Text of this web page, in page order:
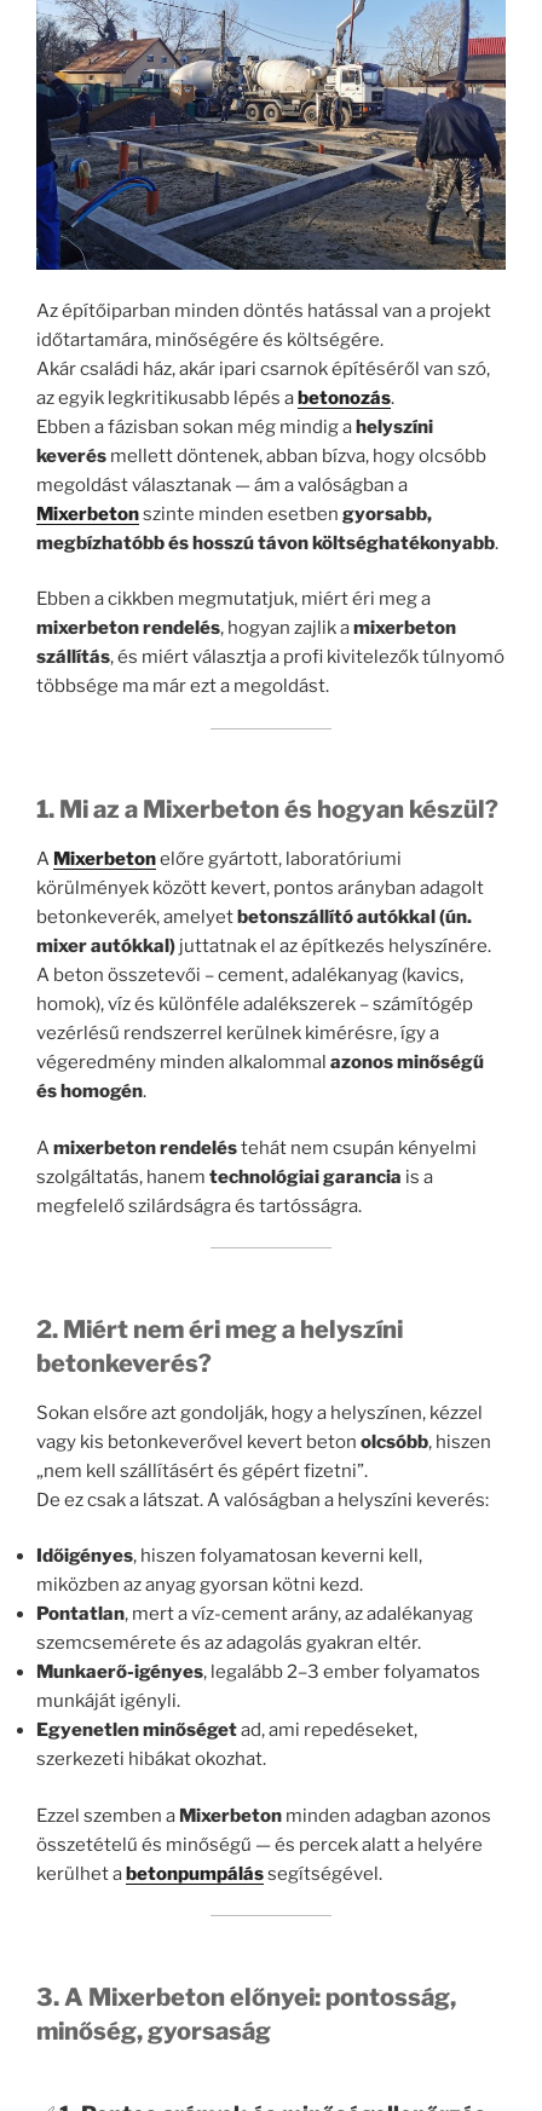
Az építőiparban minden döntés hatással van a projekt
időtartamára, minőségére és költségére.
Akár családi ház, akár ipari csarnok építéséről van szó,
az egyik legkritikusabb lépés abetonozás.
Ebben a fázisban sokan még mindig ahelyszíni
keverés mellett döntenek, abban bízva, hogy olcsóbb
megoldást választanak — ám a valóságban a
Mixerbetonszinte minden esetben gyorsabb,
megbízhatóbb és hosszú távon költséghatékonyabb.
Ebben a cikkben megmutatjuk, miért éri meg a
mixerbeton rendelés, hogyan zajlik amixerbeton
szállítás, és miért választja a profi kivitelezők túlnyomó
többsége ma már ezt a megoldást.
1. Mi az a Mixerbeton és hogyan készül?
A Mixerbetonelőre gyártott, laboratóriumi
körülmények között kevert, pontos arányban adagolt
betonkeverék, amelyetbetonszállító autókkal (ún.
mixer autókkal) juttatnak el az építkezés helyszínére.
A beton összetevői – cement, adalékanyag (kavics,
homok), víz és különféle adalékszerek – számítógép
vezérlésű rendszerrel kerülnek kimérésre, így a
végeredmény minden alkalommal azonos minőségű
és homogén.
Amixerbeton rendeléstehát nem csupán kényelmi
szolgáltatás, hanem technológiai garancia is a
megfelelő szilárdságra és tartósságra.
2. Miért nem éri meg a helyszíni
betonkeverés?
Sokan elsőre azt gondolják, hogy a helyszínen, kézzel
vagy kis betonkeverővel kevert beton olcsóbb, hiszen
„nem kell szállításért és gépért fizetni”.
De ez csak a látszat. A valóságban a helyszíni keverés:
Időigényes, hiszen folyamatosan keverni kell,
miközben az anyag gyorsan kötni kezd.
Pontatlan, mert a víz-cement arány, az adalékanyag
szemcsemérete és az adagolás gyakran eltér.
Munkaerő-igényes, legalább 2–3 ember folyamatos
munkáját igényli.
Egyenetlen minőségetad, ami repedéseket,
szerkezeti hibákat okozhat.
Ezzel szemben a Mixerbeton minden adagban azonos
összetételű és minőségű — és percek alatt a helyére
kerülhet abetonpumpálássegítségével.
3. A Mixerbeton előnyei: pontosság,
minőség, gyorsaság